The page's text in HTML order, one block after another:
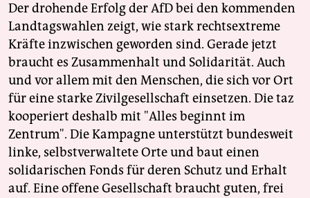
Der drohende Erfolg der AfD bei den kommenden
Landtagswahlen zeigt, wie stark rechtsextreme
Kräfte inzwischen geworden sind. Gerade jetzt
braucht es Zusammenhalt und Solidarität. Auch
und vor allem mit den Menschen, die sich vor Ort
für eine starke Zivilgesellschaft einsetzen. Die taz
kooperiert deshalb mit "Alles beginnt im
Zentrum". Die Kampagne unterstützt bundesweit
linke, selbstverwaltete Orte und baut einen
solidarischen Fonds für deren Schutz und Erhalt
auf. Eine offene Gesellschaft braucht guten, frei